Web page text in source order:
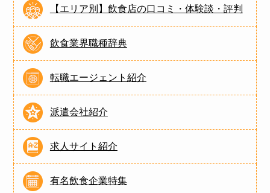
【エリア別】飲食店の口コミ・体験談・評判
飲食業界職種辞典
転職エージェント紹介
派遣会社紹介
求人サイト紹介
有名飲食企業特集